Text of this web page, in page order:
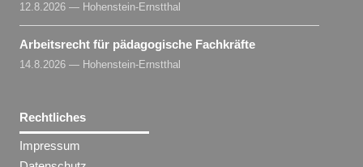
12.8.2026 — Hohenstein-Ernstthal
Arbeitsrecht für pädagogische Fachkräfte
14.8.2026 — Hohenstein-Ernstthal
Rechtliches
Impressum